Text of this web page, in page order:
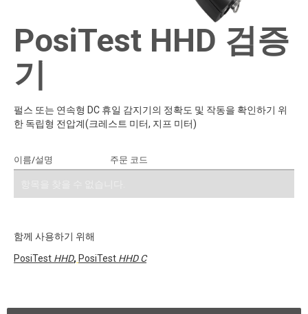
PosiTest HHD 검증
기
펄스 또는 연속형 DC 휴일 감지기의 정확도 및 작동을 확인하기 위
한 독립형 전압계(크레스트 미터, 지프 미터)
이름/설명 주문 코드
함께 사용하기 위해
PosiTest HHD, PosiTest HHD C